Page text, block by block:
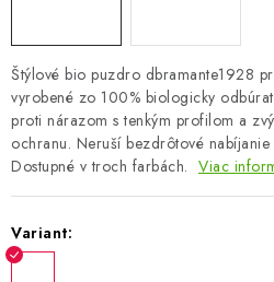
PRE DETI
AUTO-MOTO
PRODUKTY HISTORICKE BEZ
K ZALISTOVÁNÍ NEBO VYMAZÁNÍ
Štýlové bio puzdro dbramante1928
vyrobené zo 100% biologicky
proti nárazom s tenkým profilom a
ochranu. Neruší bezdrôtové
Dostupné v troch farbách. Viac
Variant: